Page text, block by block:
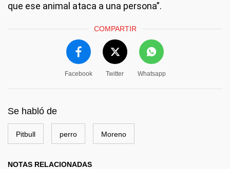
que ese animal ataca a una persona”.
COMPARTIR
Facebook Twitter Whatsapp
Se habló de
Pitbull perro Moreno
NOTAS RELACIONADAS